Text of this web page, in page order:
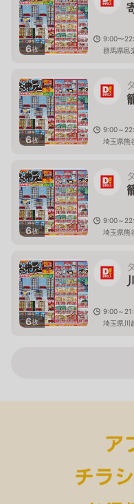
6枚
9:00〜
群馬県邑
6枚
9:00～
埼玉県熊
6枚
9:00～
埼玉県熊
6枚
9:00～
埼玉県川